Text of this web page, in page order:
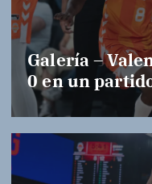
Galería –
0 en un